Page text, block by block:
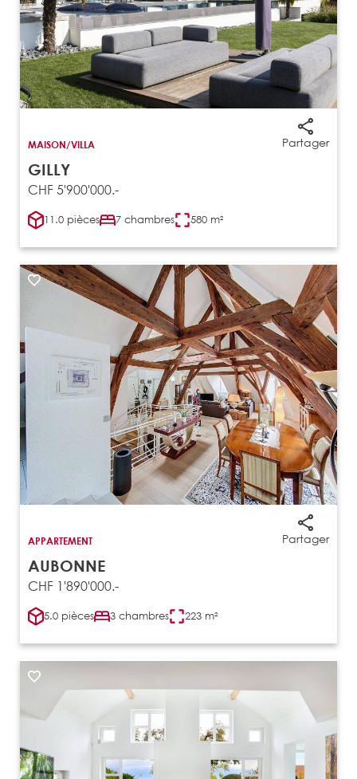
Partager
MAISON/VILLA
GILLY
CHF 5'900'000.-
11.0 pièces 7 chambres 580 m²
Partager
APPARTEMENT
AUBONNE
CHF 1'890'000.-
5.0 pièces 3 chambres 223 m²